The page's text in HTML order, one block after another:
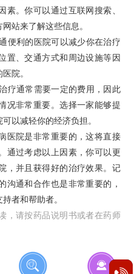
素。你可以通过互联网搜索、
站来了解这些信息。
利的医院可以减少你在治疗
置、交通方式和周边设施等因
院。
通常需要一定的费用，因此
况非常重要。选择一家能够提
以减轻你的经济负担。
院是非常重要的，这将直接
通过考虑以上因素，你可以更
，并且获得好的治疗效果。记
沟通和合作也是非常重要的，
者和帮助者。
，请按药品说明书或者在药师